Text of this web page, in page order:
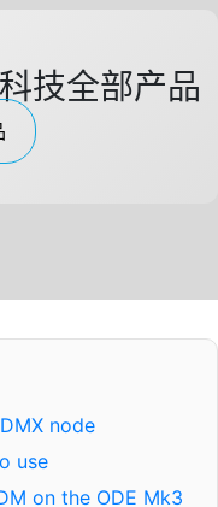
技全部产品
node
use
on the ODE Mk3